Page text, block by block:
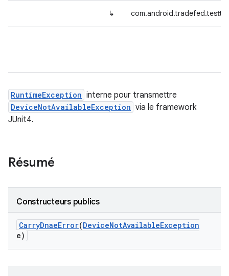
↳
RuntimeException interne pour transmettre
DeviceNotAvailableException via le framework
JUnit4.
Résumé
Constructeurs publics
CarryDnaeError(DeviceNotAvailableException
e)